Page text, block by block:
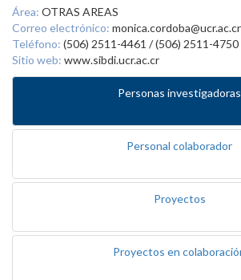
Área: OTRAS AREAS
Correo electrónico: monica.cordoba@ucr.ac.cr
Teléfono: (506) 2511-4461 / (506) 2511-4750
Sitio web: www.sibdi.ucr.ac.cr
Personas investigadoras
Personal colaborador
Proyectos
Proyectos en